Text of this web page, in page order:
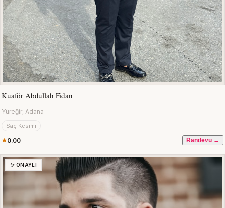
Kuaför Abdullah Fidan
Yüreğir, Adana
Saç Kesimi
0.00 Randevu →
✨ ONAYLI